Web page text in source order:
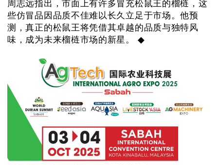
周志远指出，市面上有许多冒充松鼠王的榴梿，这
些仿冒品因品质不佳难以长久立足于市场。他预
测，真正的松鼠王将凭借其卓越的品质与独特风
味，成为未来榴梿市场的新星。 ◆